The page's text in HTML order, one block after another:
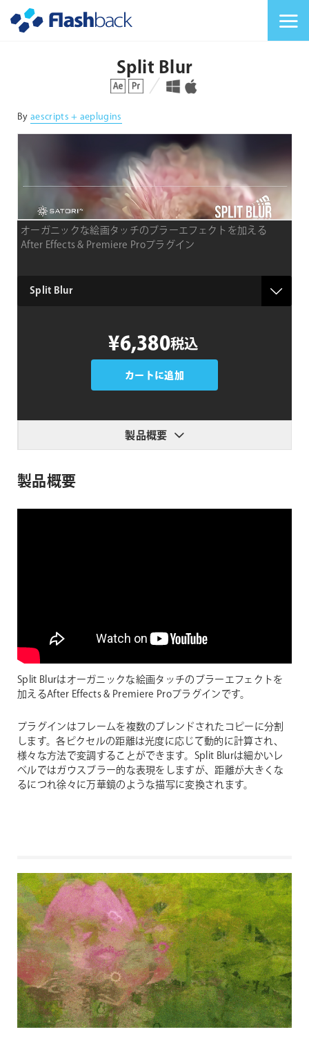
Split Blur
対応プラットフォーム 対応OS
By aescripts + aeplugins
オーガニックな絵画タッチのブラーエフェクトを加える
After Effects & Premiere Proプラグイン
type
¥6,380税込
カートに追加
製品概要
製品概要
Split Blurはオーガニックな絵画タッチのブラーエフェクトを
加えるAfter Effects & Premiere Proプラグインです。
プラグインはフレームを複数のブレンドされたコピーに分割
します。各ピクセルの距離は光度に応じて動的に計算され、
様々な方法で変調することができます。Split Blurは細かいレ
ベルではガウスブラー的な表現をしますが、距離が大きくな
るにつれ徐々に万華鏡のような描写に変換されます。